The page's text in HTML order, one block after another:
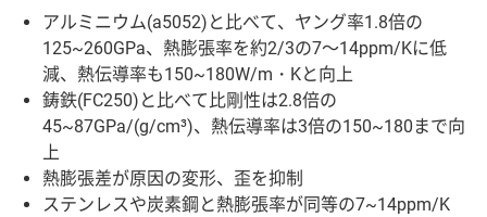
アルミニウム(a5052)と比べて、ヤング率1.8倍の
125~260GPa、熱膨張率を約2/3の7～14ppm/Kに低
減、熱伝導率も150~180W/m・Kと向上
鋳鉄(FC250)と比べて比剛性は2.8倍の
45~87GPa/(g/cm³)、熱伝導率は3倍の150~180まで向
上
熱膨張差が原因の変形、歪を抑制
ステンレスや炭素鋼と熱膨張率が同等の7~14ppm/K